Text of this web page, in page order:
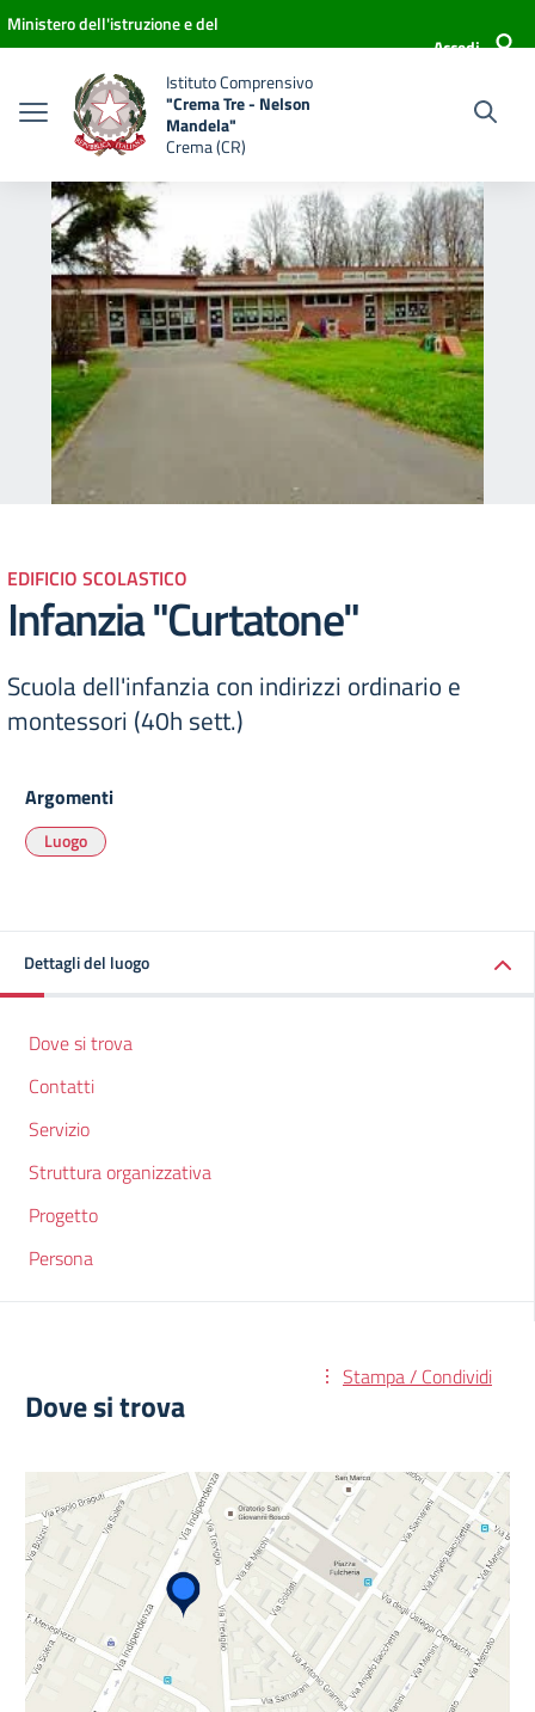
Vai ai contenuti
Vai al menu di navigazione
Vai al footer
Ministero dell'istruzione e del
Accedi
Istituto Comprensivo
"Crema Tre - Nelson
Mandela"
Crema (CR)
EDIFICIO SCOLASTICO
Infanzia "Curtatone"
Scuola dell'infanzia con indirizzi ordinario e
montessori (40h sett.)
Argomenti
Luogo
Dettagli del luogo
Dove si trova
Contatti
Servizio
Struttura organizzativa
Progetto
Persona
Stampa / Condividi
Dove si trova